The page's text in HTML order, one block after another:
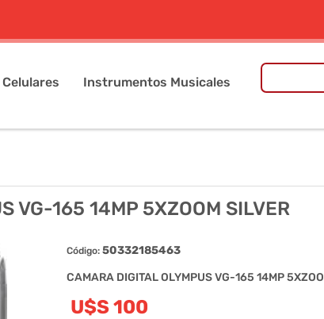
Celulares Instrumentos Musicales
VG-165 14MP 5XZOOM SILVER
Código: 50332185463
CAMARA DIGITAL OLYMPUS VG-165 14MP 5XZOO
U$S 100